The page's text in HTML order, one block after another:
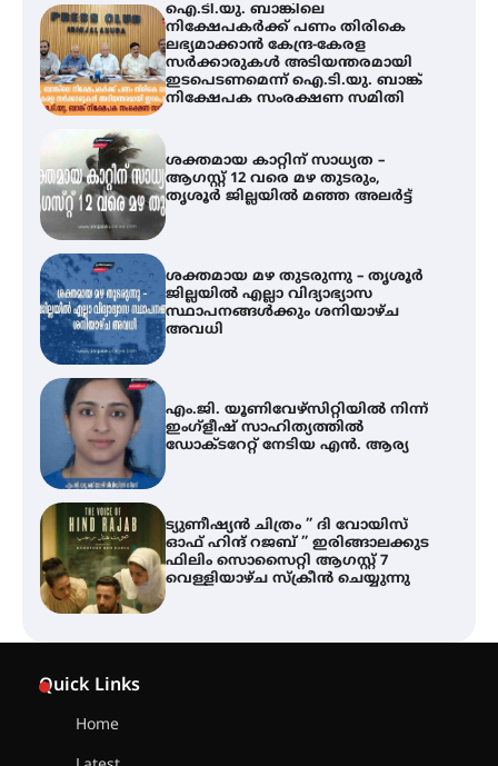
ഐ.ടി.യു. ബാങ്കിലെ
നിക്ഷേപകർക്ക് പണം തിരികെ
ലഭ്യമാക്കാൻ കേന്ദ്ര-കേരള
സർക്കാരുകൾ അടിയന്തരമായി
ഇടപെടണമെന്ന് ഐ.ടി.യു. ബാങ്ക്
നിക്ഷേപക സംരക്ഷണ സമിതി
ശക്തമായ കാറ്റിന് സാധ്യത –
ആഗസ്റ്റ് 12 വരെ മഴ തുടരും,
തൃശൂർ ജില്ലയിൽ മഞ്ഞ അലർട്ട്
ശക്തമായ മഴ തുടരുന്നു – തൃശൂർ
ജില്ലയിൽ എല്ലാ വിദ്യാഭ്യാസ
സ്ഥാപനങ്ങൾക്കും ശനിയാഴ്ച
അവധി
എം.ജി. യൂണിവേഴ്‌സിറ്റിയിൽ നിന്ന്
ഇംഗ്ളീഷ് സാഹിത്യത്തിൽ
ഡോക്ടറേറ്റ് നേടിയ എൻ. ആര്യ
ട്യുണീഷ്യൻ ചിത്രം ” ദി വോയിസ്
ഓഫ് ഹിന്ദ് റജബ് ” ഇരിങ്ങാലക്കുട
ഫിലിം സൊസൈറ്റി ആഗസ്റ്റ് 7
വെള്ളിയാഴ്ച സ്‌ക്രീൻ ചെയ്യുന്നു
Quick Links
Home